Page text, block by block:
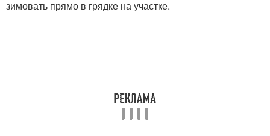
зимовать прямо в грядке на участке.